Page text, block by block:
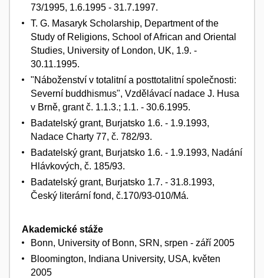
73/1995, 1.6.1995 - 31.7.1997.
T. G. Masaryk Scholarship, Department of the
Study of Religions, School of African and Oriental
Studies, University of London, UK, 1.9. -
30.11.1995.
"Náboženství v totalitní a posttotalitní společnosti:
Severní buddhismus", Vzdělávací nadace J. Husa
v Brně, grant č. 1.1.3.; 1.1. - 30.6.1995.
Badatelský grant, Burjatsko 1.6. - 1.9.1993,
Nadace Charty 77, č. 782/93.
Badatelský grant, Burjatsko 1.6. - 1.9.1993, Nadání
Hlávkových, č. 185/93.
Badatelský grant, Burjatsko 1.7. - 31.8.1993,
Český literární fond, č.170/93-010/Má.
Akademické stáže
Bonn, University of Bonn, SRN, srpen - září 2005
Bloomington, Indiana University, USA, květen
2005